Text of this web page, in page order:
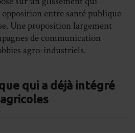
opposition entre santé publique
Une proposition largement
de communication
agro-industriels.
qui a déjà intégré